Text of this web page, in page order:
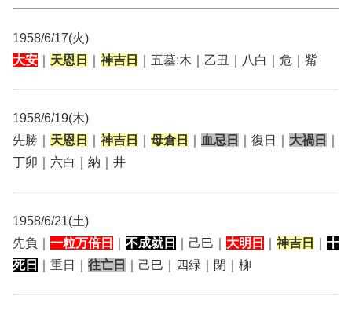
1958/6/17(火)
大安
天恩日 神吉日 ｜五墓:木｜乙丑｜八白｜危｜觜
1958/6/19(木)
先勝｜ 天恩日 神吉日 母倉日 血忌日 ｜復日｜ 大禍日
丁卯｜六白｜納｜井
1958/6/21(土)
先負｜ 一粒万倍日 不成就日 ｜己巳｜ 大明日 神吉日
十
死日
｜重日｜ 往亡日 ｜己巳｜四緑｜閉｜柳